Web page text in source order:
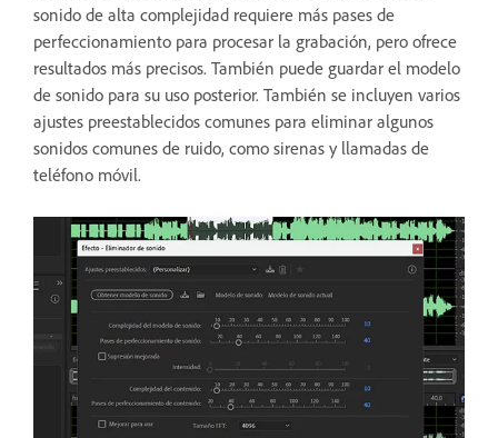
sonido de alta complejidad requiere más pases de
perfeccionamiento para procesar la grabación, pero ofrece
resultados más precisos. También puede guardar el modelo
de sonido para su uso posterior. También se incluyen varios
ajustes preestablecidos comunes para eliminar algunos
sonidos comunes de ruido, como sirenas y llamadas de
teléfono móvil.